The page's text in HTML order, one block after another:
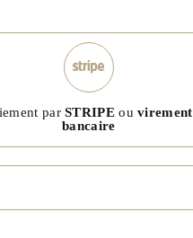
parSTRIPEouvirement
bancaire